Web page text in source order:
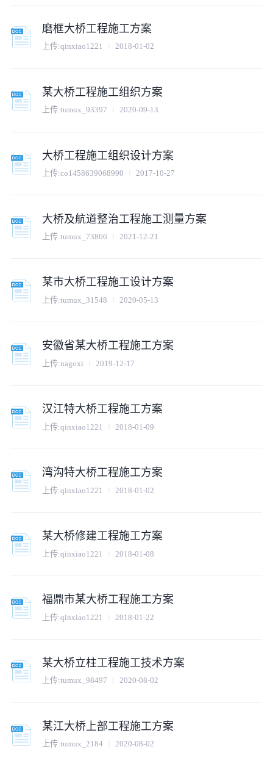
磨框大桥工程施工方案
上传:qinxiao1221 2018-01-02
某大桥工程施工组织方案
上传:tumux_93397 2020-09-13
大桥工程施工组织设计方案
上传:co1458639068990 2017-10-27
大桥及航道整治工程施工测量方案
上传:tumux_73866 2021-12-21
某市大桥工程施工设计方案
上传:tumux_31548 2020-05-13
安徽省某大桥工程施工方案
上传:nagoxi 2019-12-17
汉江特大桥工程施工方案
上传:qinxiao1221 2018-01-09
湾沟特大桥工程施工方案
上传:qinxiao1221 2018-01-02
某大桥修建工程施工方案
上传:qinxiao1221 2018-01-08
福鼎市某大桥工程施工方案
上传:qinxiao1221 2018-01-22
某大桥立柱工程施工技术方案
上传:tumux_98497 2020-08-02
某江大桥上部工程施工方案
上传:tumux_2184 2020-08-02